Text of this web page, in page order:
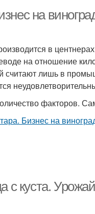
на
в центнерах
на отношение
считают лишь в
факторов.
с куста.